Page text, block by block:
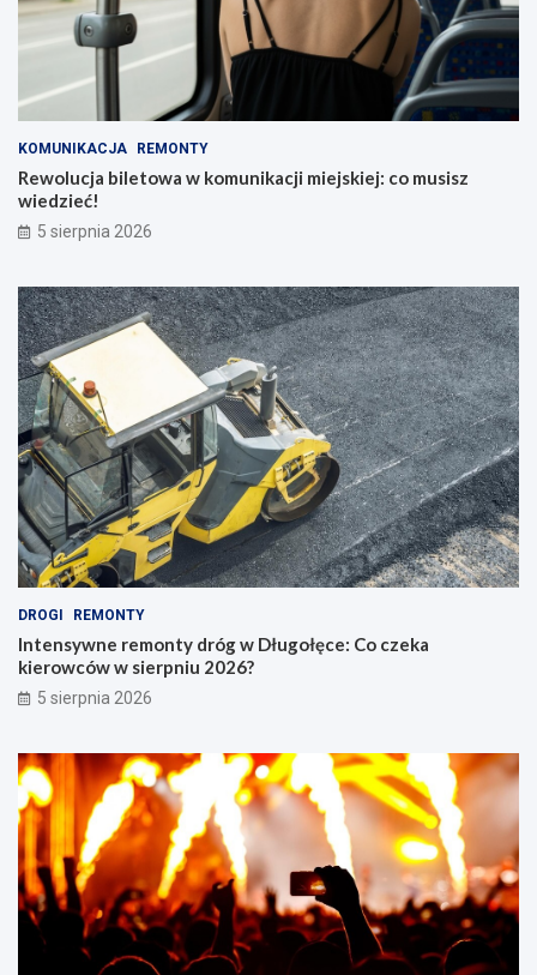
KOMUNIKACJA REMONTY
Rewolucja biletowa w komunikacji miejskiej: co musisz
wiedzieć!
5 sierpnia 2026
DROGI REMONTY
Intensywne remonty dróg w Długołęce: Co czeka
kierowców w sierpniu 2026?
5 sierpnia 2026